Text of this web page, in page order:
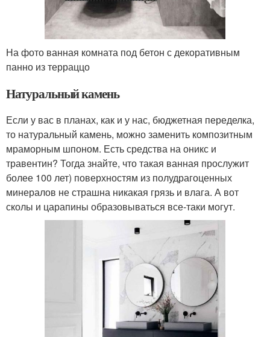
На фото ванная комната под бетон с декоративным
панно из терраццо
Натуральный камень
Если у вас в планах, как и у нас, бюджетная переделка,
то натуральный камень, можно заменить композитным
мраморным шпоном. Есть средства на оникс и
травентин? Тогда знайте, что такая ванная прослужит
более 100 лет) поверхностям из полудрагоценных
минералов не страшна никакая грязь и влага. А вот
сколы и царапины образовываться все-таки могут.